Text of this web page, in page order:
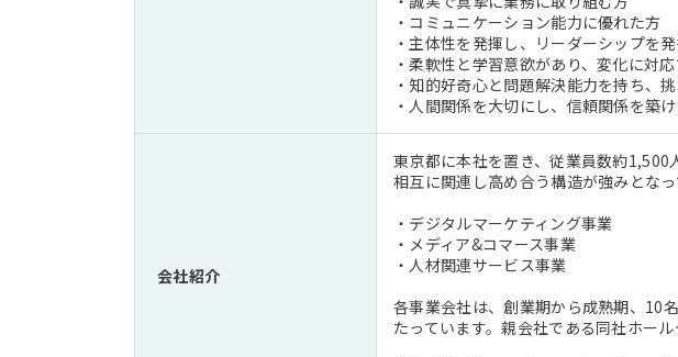
・コミュニケーション能力に優れた方
・主体性を発揮し、リーダーシップを
・柔軟性と学習意欲があり、変化に対
・知的好奇心と問題解決能力を持ち、
・人間関係を大切にし、信頼関係を築
会社紹介
東京都に本社を置き、従業員数約
相互に関連し高め合う構造が強みとなっ
・デジタルマーケティング事業
・メディア&コマース事業
・人材関連サービス事業
各事業会社は、創業期から成熟期、10
たっています。親会社である同社ホー